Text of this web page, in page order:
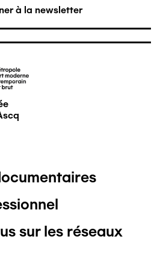
à la newsletter
sur les réseaux